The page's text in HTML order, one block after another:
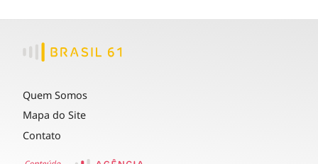
Quem Somos
Mapa do Site
Contato